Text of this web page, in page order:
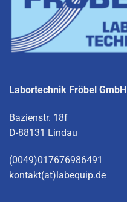
Labortechnik Fröbel GmbH
Bazienstr. 18f
D-88131 Lindau
(0049)017676986491
kontakt(at)labequip.de